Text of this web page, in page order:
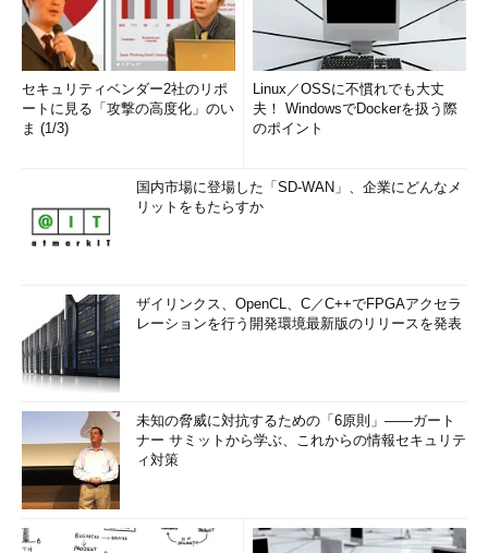
セキュリティベンダー2社のリポ
ートに見る「攻撃の高度化」のい
ま (1/3)
Linux／OSSに不慣れでも大丈
夫！ WindowsでDockerを扱う際
のポイント
国内市場に登場した「SD-WAN」、企業にどんなメ
リットをもたらすか
ザイリンクス、OpenCL、C／C++でFPGAアクセラ
レーションを行う開発環境最新版のリリースを発表
未知の脅威に対抗するための「6原則」――ガート
ナー サミットから学ぶ、これからの情報セキュリテ
ィ対策